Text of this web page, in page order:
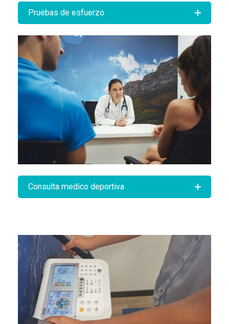
Pruebas de esfuerzo
Consulta medico deportiva